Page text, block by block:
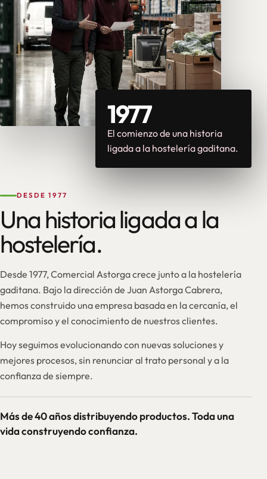
1977
El comienzo de una historia
ligada a la hostelería gaditana.
DESDE 1977
Una historia ligada a la
hostelería.
Desde 1977, Comercial Astorga crece junto a la hostelería
gaditana. Bajo la dirección de Juan Astorga Cabrera,
hemos construido una empresa basada en la cercanía, el
compromiso y el conocimiento de nuestros clientes.
Hoy seguimos evolucionando con nuevas soluciones y
mejores procesos, sin renunciar al trato personal y a la
confianza de siempre.
Más de 40 años distribuyendo productos. Toda una
vida construyendo confianza.